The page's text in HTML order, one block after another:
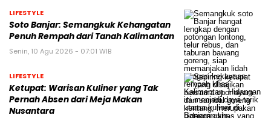
LIFESTYLE
Soto Banjar: Semangkuk Kehangatan
Penuh Rempah dari Tanah Kalimantan
Senin, 10 Agu 2026 - 07:01 WIB
LIFESTYLE
Ketupat: Warisan Kuliner yang Tak
Pernah Absen dari Meja Makan
Nusantara